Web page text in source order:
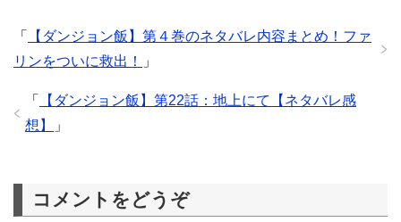
「
【ダンジョン飯】第４巻のネタバレ内容まとめ！ファ
リンをついに救出！
」
「
【ダンジョン飯】第22話：地上にて【ネタバレ感
想】
」
コメントをどうぞ